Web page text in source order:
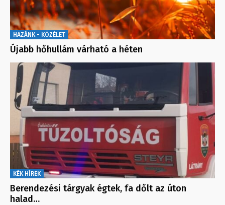
HAZÁNK - KÖZÉLET
Újabb hőhullám várható a héten
KÉK HÍREK
Berendezési tárgyak égtek, fa dőlt az úton
halad…